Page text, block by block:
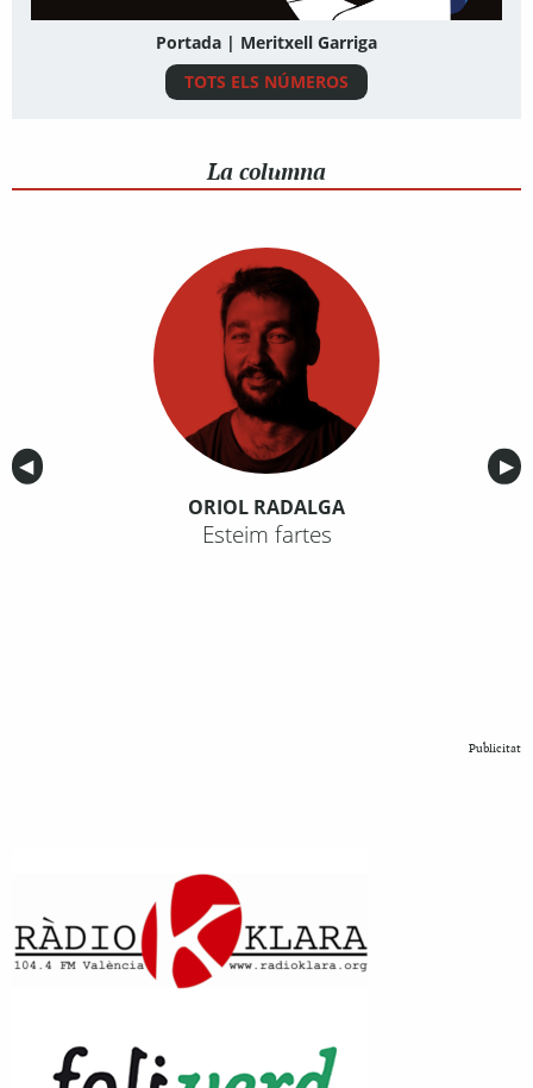
Portada | Meritxell Garriga
TOTS ELS NÚMEROS
La columna
Anterior
◀︎ ▶︎
ORIOL RADALGA
Esteim fartes
Publicitat